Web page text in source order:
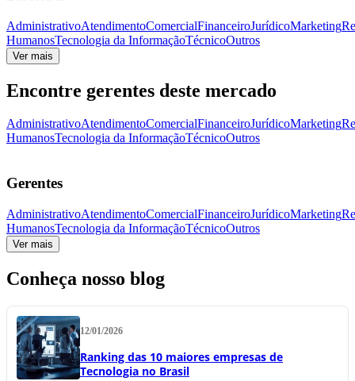
AdministrativoAtendimentoComercialFinanceiroJurídicoMarketing
HumanosTecnologia da InformaçãoTécnicoOutros
Ver mais
Encontre gerentes deste mercado
AdministrativoAtendimentoComercialFinanceiroJurídicoMarketing
HumanosTecnologia da InformaçãoTécnicoOutros
Gerentes
AdministrativoAtendimentoComercialFinanceiroJurídicoMarketing
HumanosTecnologia da InformaçãoTécnicoOutros
Ver mais
Conheça nosso blog
12/01/2026
Ranking das 10 maiores empresas de
Tecnologia no Brasil